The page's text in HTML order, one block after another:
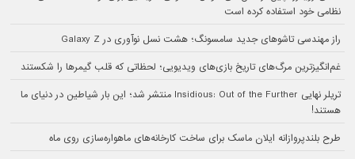
نظامی خود استفاده کرده است
راز مهندسی تاشوهای جدید سامسونگ؛ هشت نسل نوآوری در Galaxy Z
غم‌انگیزترین مرگ‌های تاریخ بازی‌های ویدیویی؛ لحظاتی که قلب گیمرها را شکستند
تریلر نهایی Insidious: Out of the Further منتشر شد؛ این بار شیاطین در دنیای ما
هستند!
طرح بلندپروازانه ایلان ماسک برای ساخت کارخانه‌های ماهواره‌سازی روی ماه